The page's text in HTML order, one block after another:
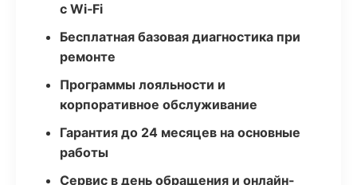
с Wi‑Fi
Бесплатная базовая диагностика при
ремонте
Программы лояльности и
корпоративное обслуживание
Гарантия до 24 месяцев на основные
работы
Сервис в день обращения и онлайн-